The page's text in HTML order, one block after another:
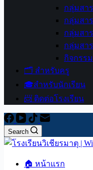
กลุ่มสา
กลุ่มสา
กลุ่มสา
กลุ่มสา
กิจกรร
🗂️ สำหรับครู
🎓สำหรับนักเรียน
📨 ติดต่อโรงเรียน
Search
🏠 หน้าแรก